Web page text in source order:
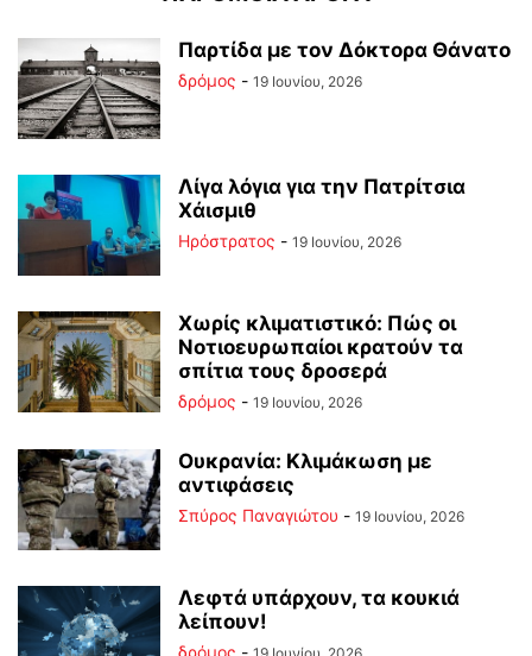
Παρτίδα με τον Δόκτορα Θάνατο
δρόμος - 19 Ιουνίου, 2026
Λίγα λόγια για την Πατρίτσια
Χάισμιθ
Ηρόστρατος - 19 Ιουνίου, 2026
Χωρίς κλιματιστικό: Πώς οι
Νοτιοευρωπαίοι κρατούν τα
σπίτια τους δροσερά
δρόμος - 19 Ιουνίου, 2026
Ουκρανία: Κλιμάκωση με
αντιφάσεις
Σπύρος Παναγιώτου - 19 Ιουνίου, 2026
Λεφτά υπάρχουν, τα κουκιά
λείπουν!
δρόμος -